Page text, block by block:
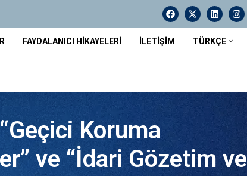
FAYDALANICI HIKAYELERI İLETIŞIM TÜRKÇE
Koruma
ve “İdari Gözetim ve